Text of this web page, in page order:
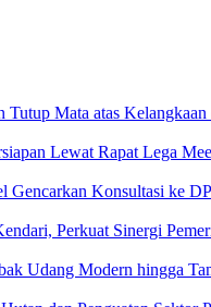
Mata atas
Lewat Rapat Lega
Gencarkan Konsultasi ke
Perkuat Sinergi
Udang Modern hingga